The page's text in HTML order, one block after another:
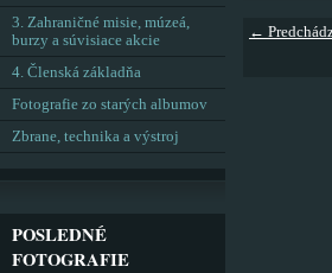
←
3. Zahraničné misie, múzeá,
burzy a súvisiace akcie
4. Členská základňa
Fotografie zo starých albumov
Zbrane, technika a výstroj
POSLEDNÉ
FOTOGRAFIE